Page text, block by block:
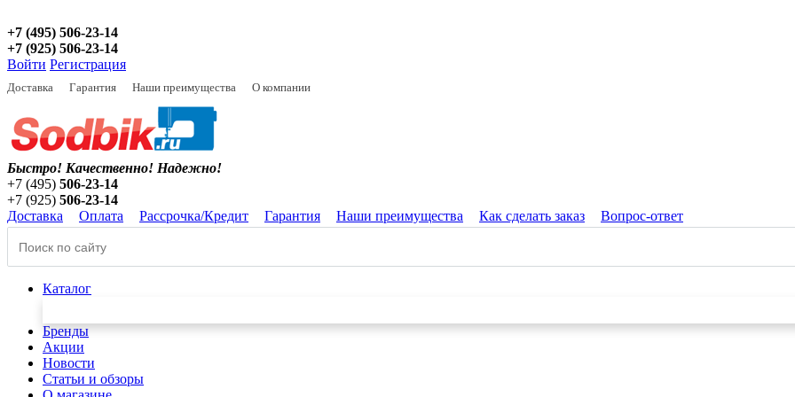
+7 (495) 506-23-14
+7 (925) 506-23-14
Войти Регистрация
Доставка Гарантия Наши преимущества О компании
Быстро! Качественно! Надежно!
+7 (495) 506-23-14
+7 (925) 506-23-14
Доставка
Оплата Рассрочка/Кредит Гарантия Наши преимущества Как сделать заказ Вопрос-ответ
Каталог
Бренды
Акции
Новости
Статьи и обзоры